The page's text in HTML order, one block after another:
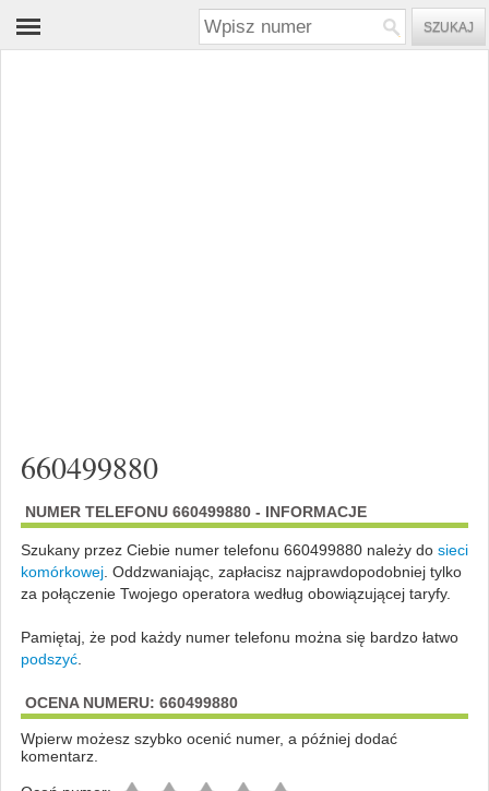
660499880
NUMER TELEFONU 660499880 - INFORMACJE
Szukany przez Ciebie numer telefonu 660499880 należy do sieci
komórkowej. Oddzwaniając, zapłacisz najprawdopodobniej tylko
za połączenie Twojego operatora według obowiązującej taryfy.
Pamiętaj, że pod każdy numer telefonu można się bardzo łatwo
podszyć.
OCENA NUMERU: 660499880
Wpierw możesz szybko ocenić numer, a później dodać
komentarz.